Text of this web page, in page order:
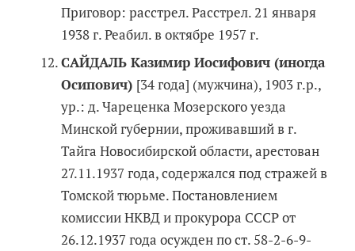
Приговор: расстрел. Расстрел. 21 января
1938 г. Реабил. в октябре 1957 г.
САЙДАЛЬ Казимир Иосифович (иногда
Осипович) [34 года] (мужчина), 1903 г.р.,
ур.: д. Чареценка Мозерского уезда
Минской губернии, проживавший в г.
Тайга Новосибирской области, арестован
27.11.1937 года, содержался под стражей в
Томской тюрьме. Постановлением
комиссии НКВД и прокурора СССР от
26.12.1937 года осужден по ст. 58-2-6-9-